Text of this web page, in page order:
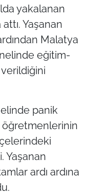
yakalanan
Yaşanan
Malatya
eğitim-
panik
öğretmenlerinin
Yaşanan
ardı ardına